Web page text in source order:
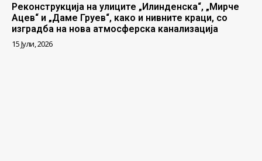
Реконструкција на улиците „Илинденска“, „Мирче
Ацев“ и „Даме Груев“, како и нивните краци, со
изградба на нова атмосферска канализација
15 Јули, 2026